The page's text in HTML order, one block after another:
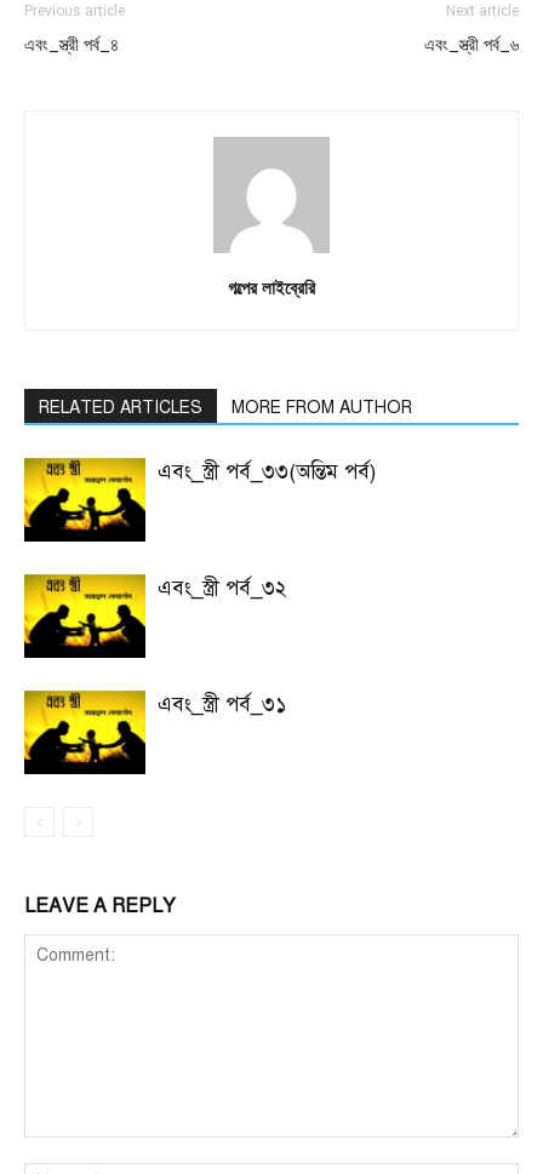
Previous article
এবং_স্ত্রী পর্ব_৪
Next article
এবং_স্ত্রী পর্ব_৬
গল্পের লাইব্রেরি
RELATED ARTICLES MORE FROM AUTHOR
এবং_স্ত্রী পর্ব_৩৩(অন্তিম পর্ব)
এবং_স্ত্রী পর্ব_৩২
এবং_স্ত্রী পর্ব_৩১
LEAVE A REPLY